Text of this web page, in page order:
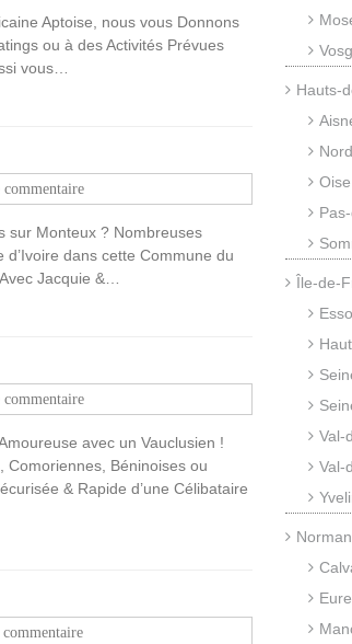
Aptoise, nous vous Donnons
ou à des Activités Prévues
vous…
commentaire
sur Monteux ? Nombreuses
dans cette Commune du
Jacquie &…
commentaire
avec un Vauclusien !
Comoriennes, Béninoises ou
& Rapide d’une Célibataire
commentaire
Hauts-
Nord
Oise
Île-de-
Val-
Val-
Eure